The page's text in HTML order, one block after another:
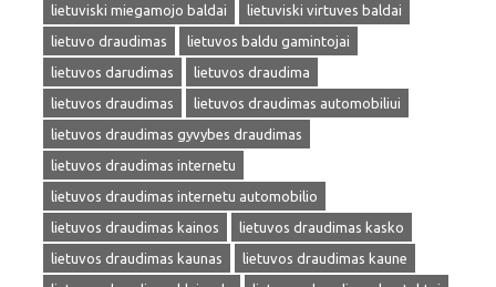
lietuviski miegamojo baldai
lietuviski virtuves baldai
lietuvo draudimas
lietuvos baldu gamintojai
lietuvos darudimas
lietuvos draudima
lietuvos draudimas
lietuvos draudimas automobiliui
lietuvos draudimas gyvybes draudimas
lietuvos draudimas internetu
lietuvos draudimas internetu automobilio
lietuvos draudimas kainos
lietuvos draudimas kasko
lietuvos draudimas kaunas
lietuvos draudimas kaune